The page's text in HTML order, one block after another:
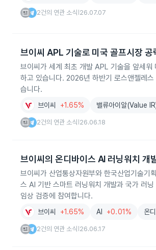
2건의 연관 소식 26.07.07
브이씨 APL 기술로 미국 골프시장 공
브이씨가 세계 최초 개발 APL 기술을 앞세
하고 있습니다. 2026년 하반기 로스앤젤레
습니다.
브이씨 +1.65% 밸류아이알(Value
2건의 연관 소식 26.06.18
브이씨의 온디바이스 AI 러닝워치 개
브이씨가 산업통상자원부와 한국산업기술
스 AI 기반 스마트 러닝워치 개발과 국가 러
임상 검증에 참여합니다.
브이씨 +1.65% AI +0.01% 온
2건의 연관 소식 26.06.17